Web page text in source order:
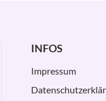
INFOS
Impressum